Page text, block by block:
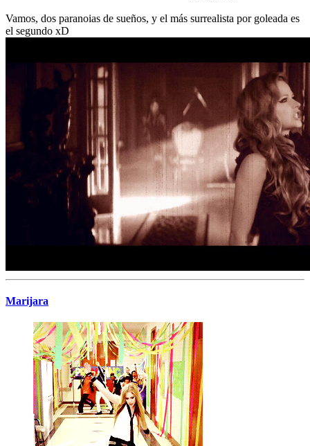
Vamos, dos paranoias de sueños, y el más surrealista por goleada es
el segundo xD
Marijara